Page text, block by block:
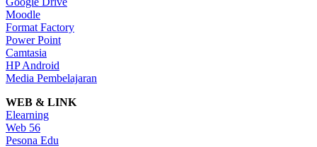
Moodle
Format Factory
Power Point
Camtasia
HP Android
Media Pembelajaran
WEB & LINK
Elearning
Web 56
Pesona Edu